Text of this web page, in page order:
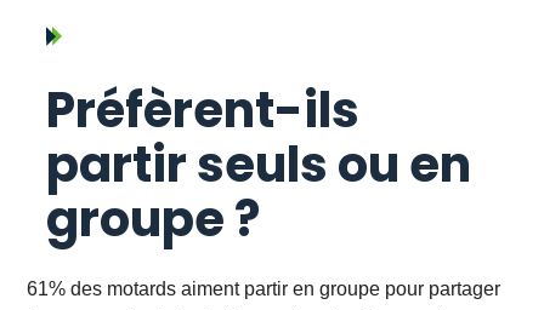
Préfèrent-ils
partir seuls ou en
groupe ?
61% des motards aiment partir en groupe pour partager